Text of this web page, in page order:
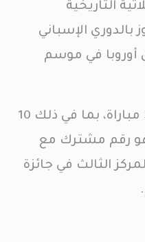
التاريخية
بالدوري الإسباني
أوروبا في موسم
وسجل نيمار 39 هدفًا في 51 مباراة، بما في ذلك 10
رقم مشترك مع
الثالث في جائزة